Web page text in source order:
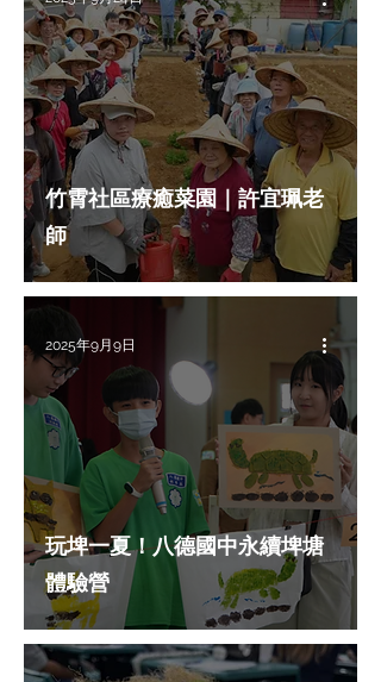
竹霄社區療癒菜園｜許宜珮老
師
玩埤一夏！八德國中永續埤塘
體驗營
2025年9月9日